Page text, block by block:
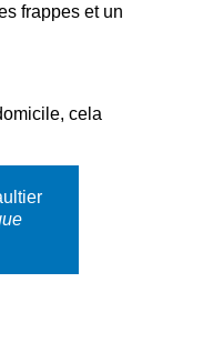
frappes et un
cela